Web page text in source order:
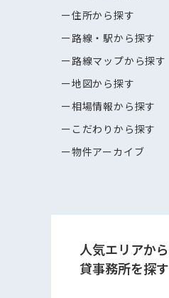
住所から探す
路線・駅から探す
路線マップから探す
地図から探す
相場情報から探す
こだわりから探す
物件アーカイブ
人気エリアから
貸事務所を探す